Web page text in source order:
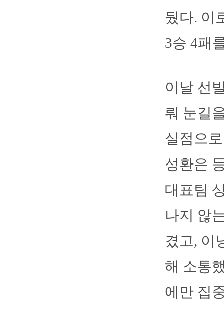
뒀다. 이
3승 4패
이날 선
뤄 눈길
실점으
성환은
대표팀
나지 않
겼고, 이
해 소통
에만 집